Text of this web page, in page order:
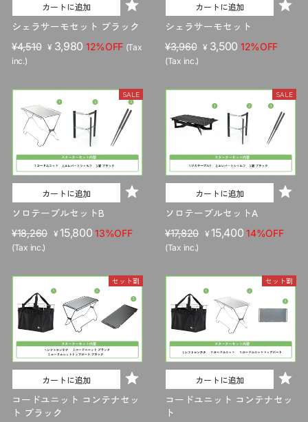
カートに追加
シェラサーモセット ブラック
販
売
格
¥4,510 セ
価
格
¥ 3,980 12%OFF (Tax
inc.)
カートに追加
シェラサーモセット
販
売
格
¥3,960 セ
価
格
¥ 3,500 12%OFF
(Tax inc.)
SALE
カートに追加
ソロテーブルセットB
販
売
格
¥18,260 セ
価
格
¥ 15,80013%OFF
(Tax inc.)
SALE
カートに追加
ソロテーブルセットA
販
売
格
¥17,820 セ
価
格
¥ 15,40014%OFF
(Tax inc.)
セット割
カートに追加
コードユニット コンテナセッ
ト ブラック
セット割
カートに追加
コードユニット コンテナセッ
ト